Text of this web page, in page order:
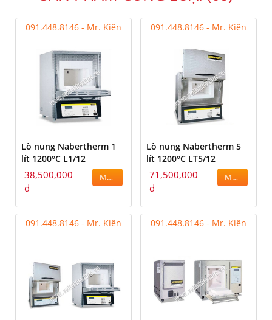
091.448.8146 - Mr. Kiên
Lò nung Nabertherm 1
lít 1200°C L1/12
38,500,000
đ
MUA
091.448.8146 - Mr. Kiên
Lò nung Nabertherm 5
lít 1200°C LT5/12
71,500,000
đ
MUA
091.448.8146 - Mr. Kiên 091.448.8146 - Mr. Kiên